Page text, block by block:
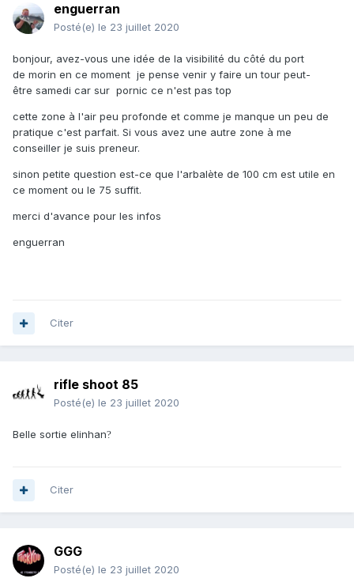
enguerran
Posté(e) le 23 juillet 2020
bonjour, avez-vous une idée de la visibilité du côté du port
de morin en ce moment je pense venir y faire un tour peut-
être samedi car sur pornic ce n'est pas top
cette zone à l'air peu profonde et comme je manque un peu de
pratique c'est parfait. Si vous avez une autre zone à me
conseiller je suis preneur.
sinon petite question est-ce que l'arbalète de 100 cm est utile en
ce moment ou le 75 suffit.
merci d'avance pour les infos
enguerran
Citer
rifle shoot 85
Posté(e) le 23 juillet 2020
Belle sortie elinhan?
Citer
GGG
Posté(e) le 23 juillet 2020